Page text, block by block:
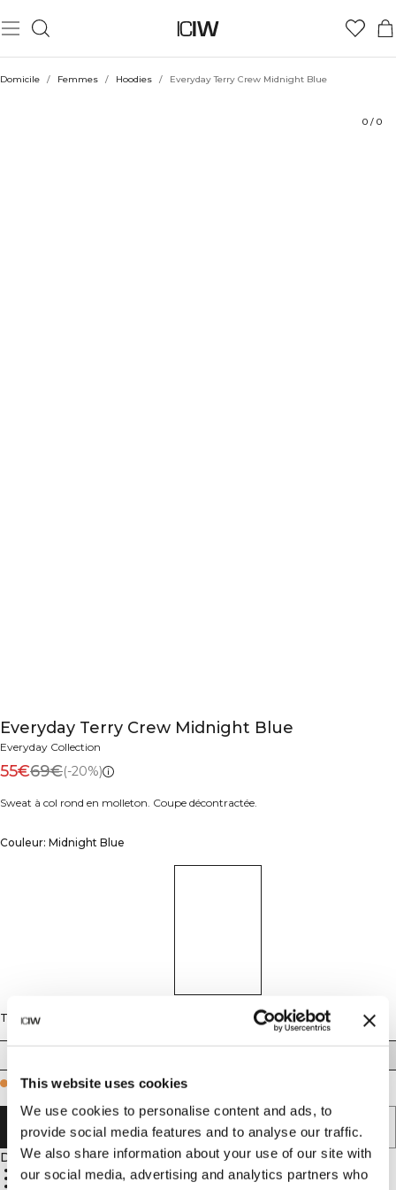
This website uses cookies
We use cookies to personalise content and ads, to
provide social media features and to analyse our traffic.
We also share information about your use of our site with
our social media, advertising and analytics partners who
Domicile / Femmes / Hoodies / Everyday Terry Crew Midnight Blue
0 / 0
Everyday Terry Crew Midnight Blue
Everyday Collection
55€69€(-20%)
Sweat à col rond en molleton. Coupe décontractée.
Couleur: Midnight Blue
Taille
Few in stock
AJOUTER AU PANIER
Description
Éponge douce
Envers bouclette